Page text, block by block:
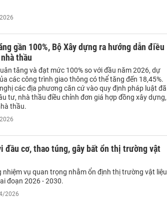
gần 100%, Bộ Xây dựng ra hướng dẫn điều
thầu
tăng và đạt mức 100% so với đầu năm 2026, dự
các công trình giao thông có thể tăng đến 18,45%.
các địa phương căn cứ vào quy định pháp luật đã
tư, nhà thầu điều chỉnh đơn giá hợp đồng xây dựng,
thầu.
đầu cơ, thao túng, gây bất ổn thị trường vật
vụ quan trọng nhằm ổn định thị trường vật liệu
đoạn 2026 - 2030.
2026